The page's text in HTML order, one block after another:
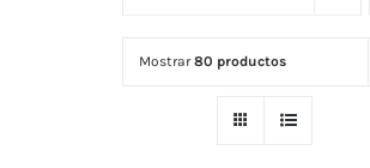
Mostrar80 productos